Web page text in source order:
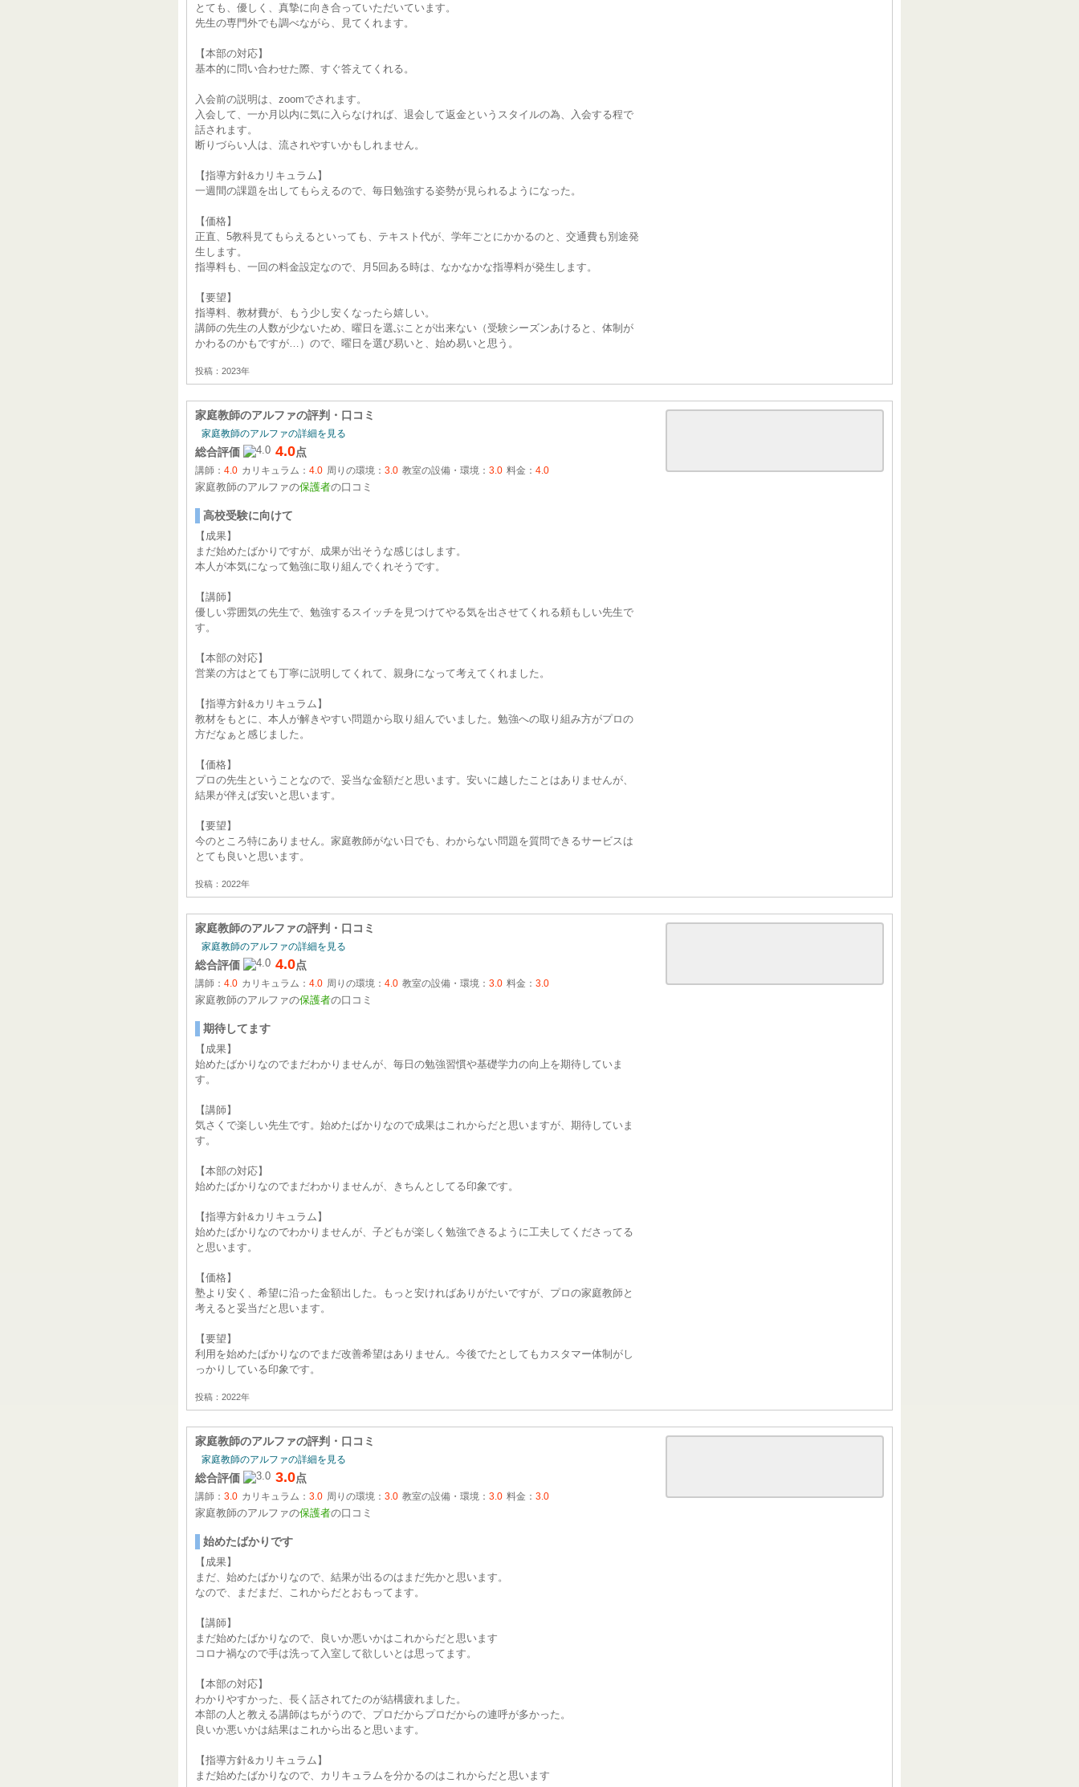
とても、優しく、真摯に向き合っていただいています。
先生の専門外でも調べながら、見てくれます。
【本部の対応】
基本的に問い合わせた際、すぐ答えてくれる。
入会前の説明は、zoomでされます。
入会して、一か月以内に気に入らなければ、退会して返金というスタイルの為、入会する程で
話されます。
断りづらい人は、流されやすいかもしれません。
【指導方針&カリキュラム】
一週間の課題を出してもらえるので、毎日勉強する姿勢が見られるようになった。
【価格】
正直、5教科見てもらえるといっても、テキスト代が、学年ごとにかかるのと、交通費も別途発
生します。
指導料も、一回の料金設定なので、月5回ある時は、なかなかな指導料が発生します。
【要望】
指導料、教材費が、もう少し安くなったら嬉しい。
講師の先生の人数が少ないため、曜日を選ぶことが出来ない（受験シーズンあけると、体制が
かわるのかもですが…）ので、曜日を選び易いと、始め易いと思う。
投稿：2023年
家庭教師のアルファの評判・口コミ
家庭教師のアルファの詳細を見る
総合評価 4.0点
講師： 4.0 カリキュラム： 4.0 周りの環境： 3.0 教室の設備・環境： 3.0 料金： 4.0
家庭教師のアルファの保護者の口コミ
高校受験に向けて
【成果】
まだ始めたばかりですが、成果が出そうな感じはします。
本人が本気になって勉強に取り組んでくれそうです。
【講師】
優しい雰囲気の先生で、勉強するスイッチを見つけてやる気を出させてくれる頼もしい先生で
す。
【本部の対応】
営業の方はとても丁寧に説明してくれて、親身になって考えてくれました。
【指導方針&カリキュラム】
教材をもとに、本人が解きやすい問題から取り組んでいました。勉強への取り組み方がプロの
方だなぁと感じました。
【価格】
プロの先生ということなので、妥当な金額だと思います。安いに越したことはありませんが、
結果が伴えば安いと思います。
【要望】
今のところ特にありません。家庭教師がない日でも、わからない問題を質問できるサービスは
とても良いと思います。
投稿：2022年
家庭教師のアルファの評判・口コミ
家庭教師のアルファの詳細を見る
総合評価 4.0点
講師： 4.0 カリキュラム： 4.0 周りの環境： 4.0 教室の設備・環境： 3.0 料金： 3.0
家庭教師のアルファの保護者の口コミ
期待してます
【成果】
始めたばかりなのでまだわかりませんが、毎日の勉強習慣や基礎学力の向上を期待していま
す。
【講師】
気さくで楽しい先生です。始めたばかりなので成果はこれからだと思いますが、期待していま
す。
【本部の対応】
始めたばかりなのでまだわかりませんが、きちんとしてる印象です。
【指導方針&カリキュラム】
始めたばかりなのでわかりませんが、子どもが楽しく勉強できるように工夫してくださってる
と思います。
【価格】
塾より安く、希望に沿った金額出した。もっと安ければありがたいですが、プロの家庭教師と
考えると妥当だと思います。
【要望】
利用を始めたばかりなのでまだ改善希望はありません。今後でたとしてもカスタマー体制がし
っかりしている印象です。
投稿：2022年
家庭教師のアルファの評判・口コミ
家庭教師のアルファの詳細を見る
総合評価 3.0点
講師： 3.0 カリキュラム： 3.0 周りの環境： 3.0 教室の設備・環境： 3.0 料金： 3.0
家庭教師のアルファの保護者の口コミ
始めたばかりです
【成果】
まだ、始めたばかりなので、結果が出るのはまだ先かと思います。
なので、まだまだ、これからだとおもってます。
【講師】
まだ始めたばかりなので、良いか悪いかはこれからだと思います
コロナ禍なので手は洗って入室して欲しいとは思ってます。
【本部の対応】
わかりやすかった、長く話されてたのが結構疲れました。
本部の人と教える講師はちがうので、プロだからプロだからの連呼が多かった。
良いか悪いかは結果はこれから出ると思います。
【指導方針&カリキュラム】
まだ始めたばかりなので、カリキュラムを分かるのはこれからだと思います